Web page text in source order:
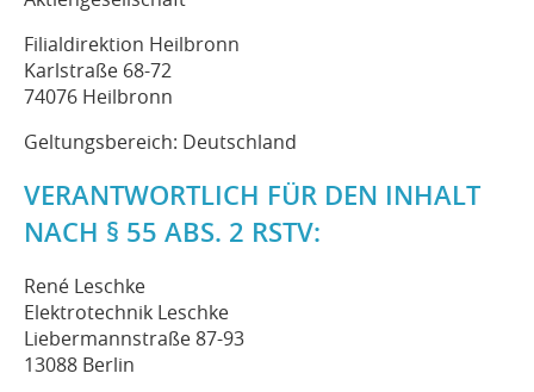
Filialdirektion Heilbronn
Karlstraße 68-72
74076 Heilbronn
Geltungsbereich: Deutschland
VERANTWORTLICH FÜR DEN INHALT
NACH § 55 ABS. 2 RSTV:
René Leschke
Elektrotechnik Leschke
Liebermannstraße 87-93
13088 Berlin